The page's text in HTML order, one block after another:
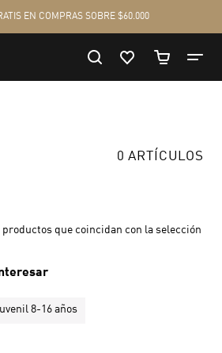
0 ARTÍCULOS
que coincidan con la selección
8-16 años